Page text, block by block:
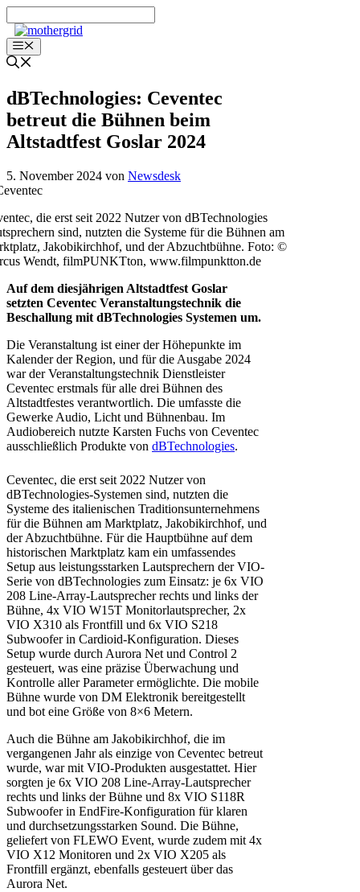
Inhalt
springenMenü
dBTechnologies: Ceventec
betreut die Bühnen beim
Altstadtfest Goslar 2024
5. November 2024 von Newsdesk
die erst seit 2022 Nutzer von dBTechnologies
sind, nutzten die Systeme für die Bühnen am
Jakobikirchhof, und der Abzuchtbühne. Foto: ©
Wendt, filmPUNKTton, www.filmpunktton.de
Auf dem diesjährigen Altstadtfest Goslar
setzten Ceventec Veranstaltungstechnik die
Beschallung mit dBTechnologies Systemen um.
Die Veranstaltung ist einer der Höhepunkte im
Kalender der Region, und für die Ausgabe 2024
war der Veranstaltungstechnik Dienstleister
Ceventec erstmals für alle drei Bühnen des
Altstadtfestes verantwortlich. Die umfasste die
Gewerke Audio, Licht und Bühnenbau. Im
Audiobereich nutzte Karsten Fuchs von Ceventec
ausschließlich Produkte von dBTechnologies.
Ceventec, die erst seit 2022 Nutzer von
dBTechnologies-Systemen sind, nutzten die
Systeme des italienischen Traditionsunternehmens
für die Bühnen am Marktplatz, Jakobikirchhof, und
der Abzuchtbühne. Für die Hauptbühne auf dem
historischen Marktplatz kam ein umfassendes
Setup aus leistungsstarken Lautsprechern der VIO-
Serie von dBTechnologies zum Einsatz: je 6x VIO
208 Line-Array-Lautsprecher rechts und links der
Bühne, 4x VIO W15T Monitorlautsprecher, 2x
VIO X310 als Frontfill und 6x VIO S218
Subwoofer in Cardioid-Konfiguration. Dieses
Setup wurde durch Aurora Net und Control 2
gesteuert, was eine präzise Überwachung und
Kontrolle aller Parameter ermöglichte. Die mobile
Bühne wurde von DM Elektronik bereitgestellt
und bot eine Größe von 8×6 Metern.
Auch die Bühne am Jakobikirchhof, die im
vergangenen Jahr als einzige von Ceventec betreut
wurde, war mit VIO-Produkten ausgestattet. Hier
sorgten je 6x VIO 208 Line-Array-Lautsprecher
rechts und links der Bühne und 8x VIO S118R
Subwoofer in EndFire-Konfiguration für klaren
und durchsetzungsstarken Sound. Die Bühne,
geliefert von FLEWO Event, wurde zudem mit 4x
VIO X12 Monitoren und 2x VIO X205 als
Frontfill ergänzt, ebenfalls gesteuert über das
Aurora Net.